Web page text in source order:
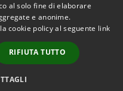
Copyright © 2026 • Comune di
Perarolo di Cadore • Powered
byMunicipium
Accesso
redazione
al solo fine di elaborare
e anonime.
cookie policy al seguente link
RIFIUTA TUTTO